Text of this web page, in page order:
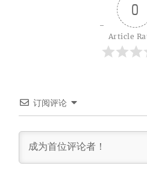
0
Article
订阅评论